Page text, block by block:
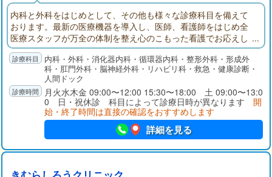
内科と外科をはじめとして、その他も様々な診療科目を備えて
おります。最新の医療機器を導入し、医師、看護師をはじめ全
医療スタッフが万全の体制を整え心のこもった看護でお応えし
ます。医療法人社団朝菊会は、病院をはじめ、歯科、介護老人
保健施設、居宅介護支援、関連法人による介護老人福祉施設、
ケアハウス、グループホームなど地域に密着した医療サービス
の提供に努めています。
内科・外科・消化器内科・循環器内科・整形外科・形成外
科・肛門外科・脳神経外科・リハビリ科・救急・健康診断・
人間ドック
月火水木金 09:00〜12:00 15:30〜18:00 土 09:00〜13:0
0 日・祝休診 科目によって診療日時が異なります 開
始・終了時間は直接の確認をおすすめします
詳細を見る